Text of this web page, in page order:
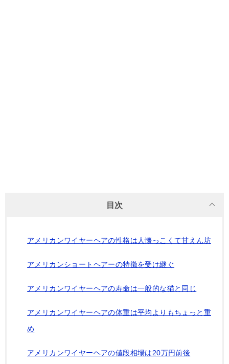
目次
アメリカンワイヤーヘアの性格は人懐っこくて甘えん坊
アメリカンショートヘアーの特徴を受け継ぐ
アメリカンワイヤーヘアの寿命は一般的な猫と同じ
アメリカンワイヤーヘアの体重は平均よりもちょっと重
め
アメリカンワイヤーヘアの値段相場は20万円前後